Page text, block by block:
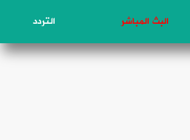
البث المباشر التردد